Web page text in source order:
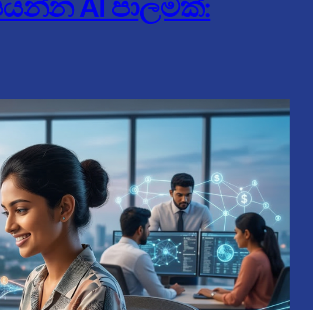
AI පාලමක්: